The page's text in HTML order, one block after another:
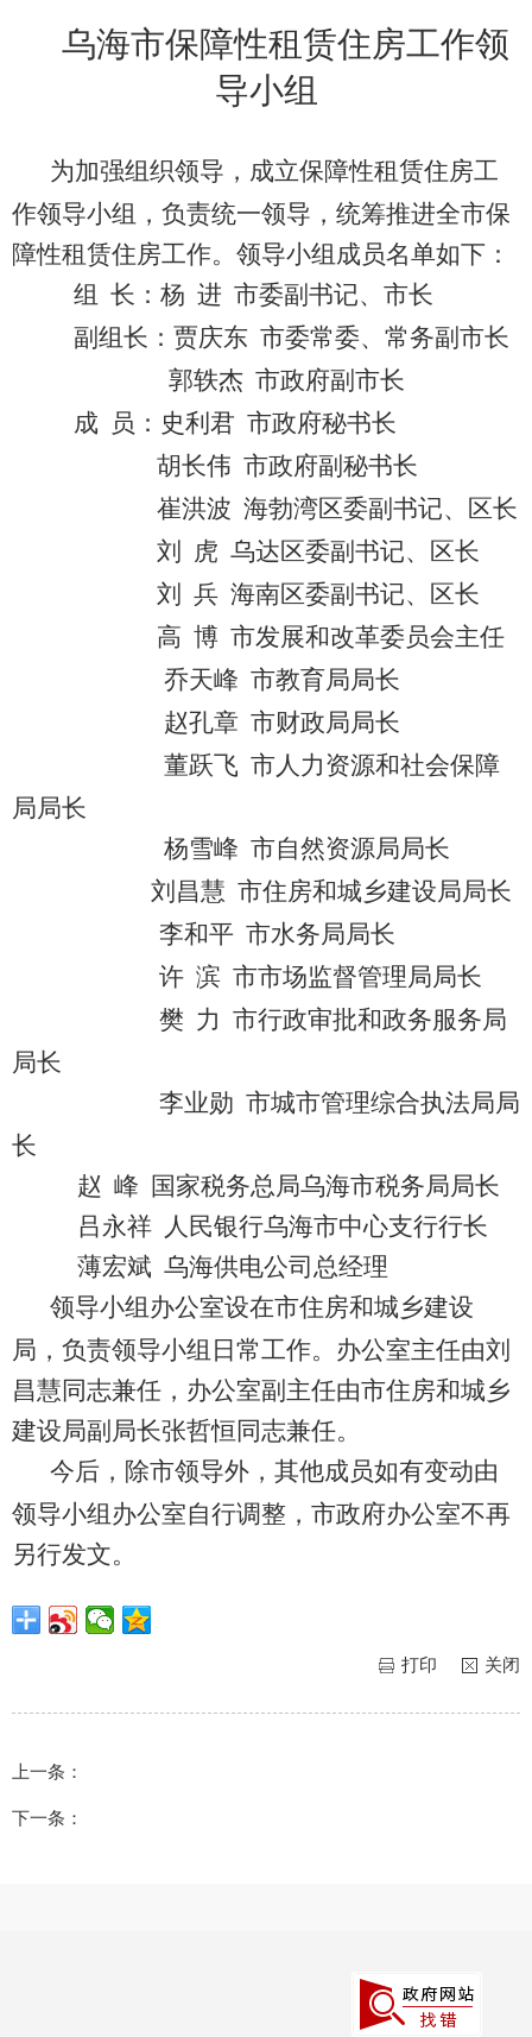
乌海市保障性租赁住房工作领
导小组
为加强组织领导，成立保障性租赁住房工
作领导小组，负责统一领导，统筹推进全市保
障性租赁住房工作。领导小组成员名单如下：
组 长：杨 进 市委副书记、市长
副组长：贾庆东 市委常委、 常务副市长
郭轶杰 市政府副市长
成
员：史利君 市政府秘书长
胡长伟 市政府副秘书长
崔洪波 海勃湾区委副书记、
区长
刘
虎 乌达区委副书记、
区长
刘
兵 海南区委副书记、
区长
高 博 市发展和改革委员会主任
乔天峰 市教育局局长
赵孔章 市财政局局长
董跃飞 市人力资源和社会保障
局局长
杨雪峰 市自然资源局局长
刘昌慧 市住房和城乡建设局局长
李和平 市水务局局长
许 滨 市市场监督管理局局长
樊 力 市行政审批和政务服务局
局长
李业勋 市城市管理综合执法局局
长
赵 峰 国家税务总局乌海市税务局局长
吕永祥 人民银行乌海市中心支行行长
薄宏斌 乌海供电公司总经理
领导小组办公室设在市住房和城乡建设
局， 负责领导小组日常工作。 办公室主任由刘
昌慧同志兼任，办公室副主任由市住房和城乡
建设局副局长张哲恒同志兼任。
今后，除市领导外，其他成员如有变动由
领导小组办公室自行调整 ，市政府办公室不再
另行发文。
关闭
打印
上一条：
下一条：